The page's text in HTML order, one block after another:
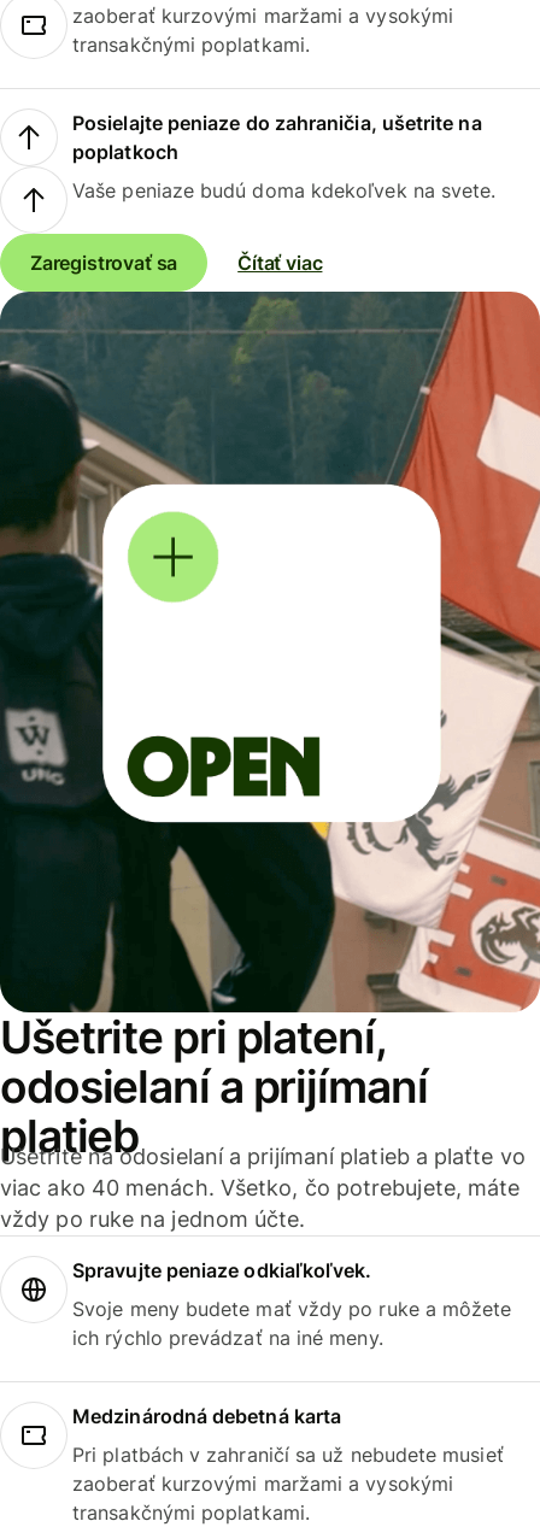
zaoberať kurzovými maržami a vysokými
transakčnými poplatkami.
Posielajte peniaze do zahraničia, ušetrite na
poplatkoch
Vaše peniaze budú doma kdekoľvek na svete.
Zaregistrovať sa Čítať viac
Ušetrite pri platení,
odosielaní a prijímaní
platieb
Ušetrite na odosielaní a prijímaní platieb a plaťte vo
viac ako 40 menách. Všetko, čo potrebujete, máte
vždy po ruke na jednom účte.
Spravujte peniaze odkiaľkoľvek.
Svoje meny budete mať vždy po ruke a môžete
ich rýchlo prevádzať na iné meny.
Medzinárodná debetná karta
Pri platbách v zahraničí sa už nebudete musieť
zaoberať kurzovými maržami a vysokými
transakčnými poplatkami.